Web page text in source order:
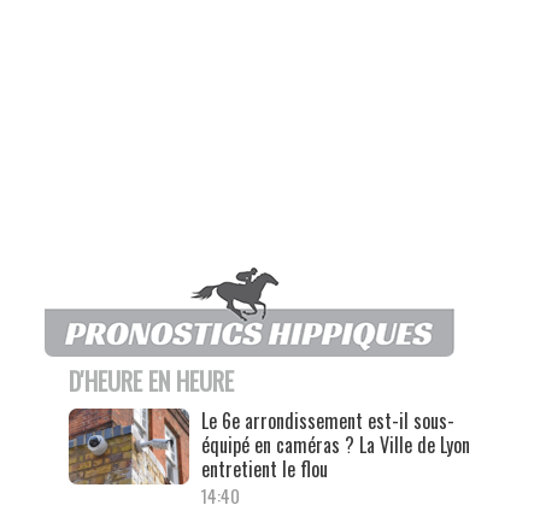
D'HEURE EN HEURE
Le 6e arrondissement est-il sous-
équipé en caméras ? La Ville de Lyon
entretient le flou
14:40